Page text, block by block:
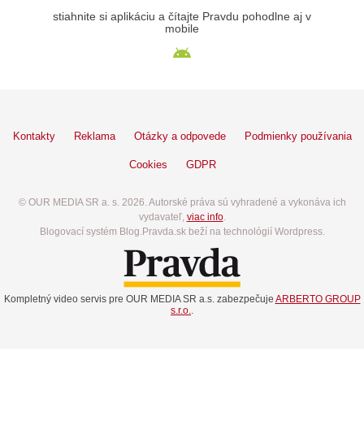
stiahnite si aplikáciu a čítajte Pravdu pohodlne aj v
mobile
Kontakty Reklama Otázky a odpovede Podmienky používania
Cookies GDPR
© OUR MEDIA SR a. s. 2026. Autorské práva sú vyhradené a vykonáva ich
vydavateľ, viac info.
Blogovací systém Blog.Pravda.sk beží na technológií Wordpress.
Kompletný video servis pre OUR MEDIA SR a.s. zabezpečuje ARBERTO GROUP
s.r.o..